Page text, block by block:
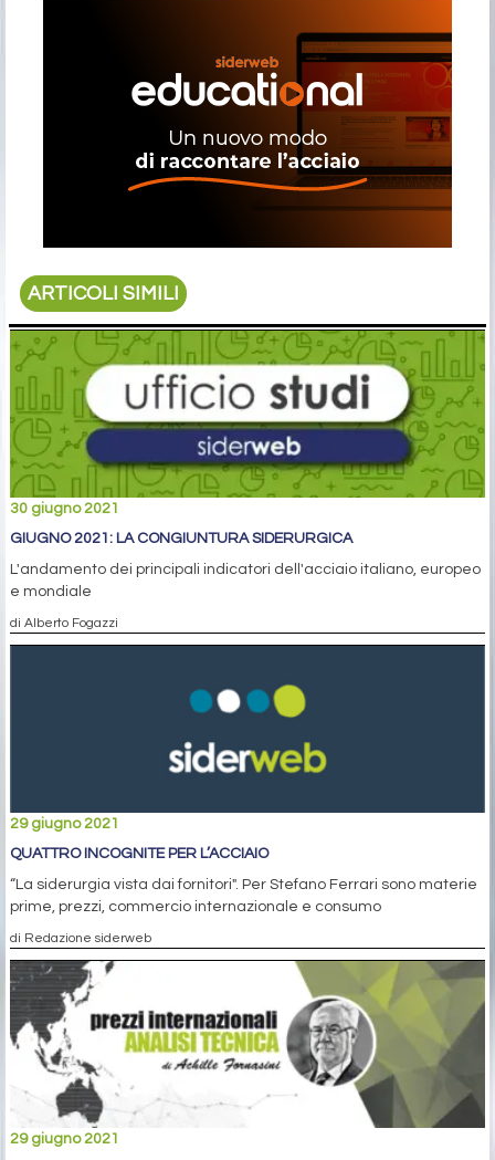
ARTICOLI SIMILI
30 giugno 2021
GIUGNO 2021: LA CONGIUNTURA SIDERURGICA
L'andamento dei principali indicatori dell'acciaio italiano, europeo
e mondiale
di Alberto Fogazzi
29 giugno 2021
QUATTRO INCOGNITE PER L’ACCIAIO
“La siderurgia vista dai fornitori". Per Stefano Ferrari sono materie
prime, prezzi, commercio internazionale e consumo
di Redazione siderweb
29 giugno 2021